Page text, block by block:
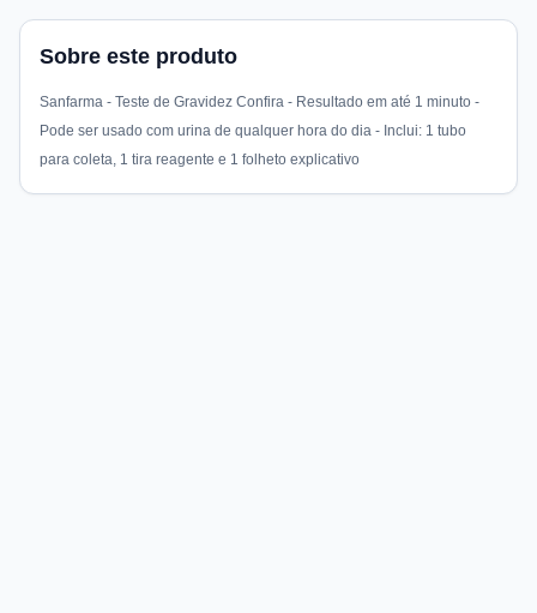
Sobre este produto
Sanfarma - Teste de Gravidez Confira - Resultado em até 1 minuto -
Pode ser usado com urina de qualquer hora do dia - Inclui: 1 tubo
para coleta, 1 tira reagente e 1 folheto explicativo